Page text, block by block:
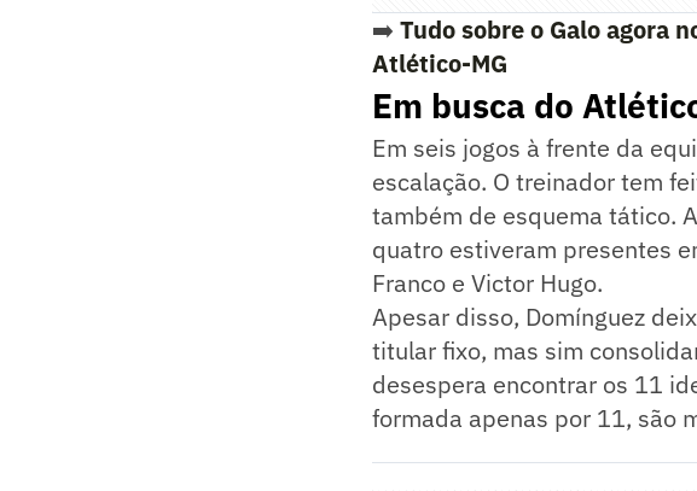
➡️ Tudo sobre o Galo agora
Atlético-MG
Em busca do
Em seis jogos à frente da
escalação. O treinador tem
também de esquema tático.
quatro estiveram presentes
Franco e Victor Hugo.
Apesar disso, Domínguez
titular fixo, mas sim
desespera encontrar os 11
formada apenas por 11, são